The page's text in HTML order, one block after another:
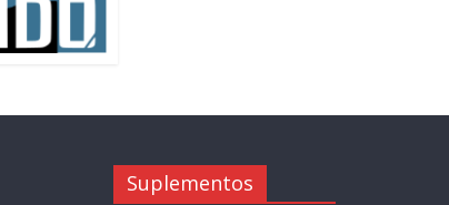
Suplementos